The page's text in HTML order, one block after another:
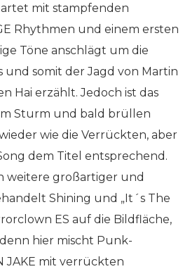
mit stampfenden
Rhythmen und einem ersten
Töne anschlägt um die
und somit der Jagd von Martin
Hai erzählt. Jedoch ist das
Sturm und bald brüllen
wie die Verrückten, aber
dem Titel entsprechend.
weitere großartiger und
Shining und „It´s The
ES auf die Bildfläche,
hier mischt Punk-
JAKE mit verrückten